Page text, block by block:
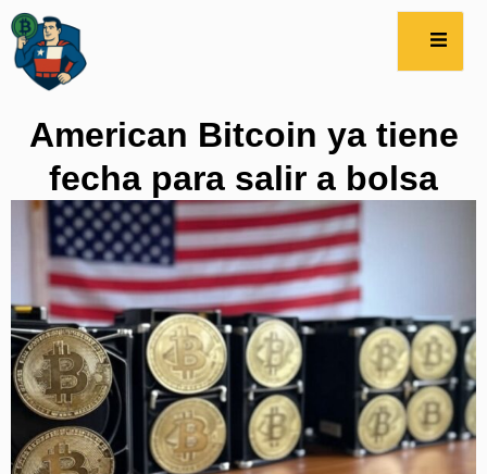
American Bitcoin ya tiene
fecha para salir a bolsa